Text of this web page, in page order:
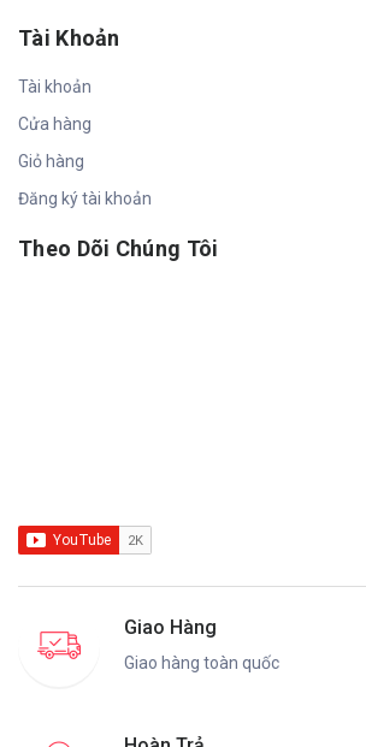
Tài Khoản
Tài khoản
Cửa hàng
Giỏ hàng
Đăng ký tài khoản
Theo Dõi Chúng Tôi
Giao Hàng
Giao hàng toàn quốc